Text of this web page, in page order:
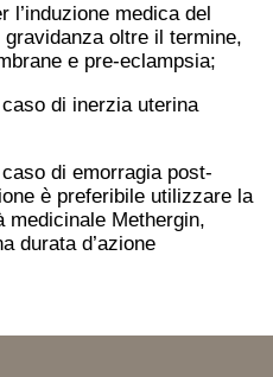
l’induzione medica del
oltre il termine,
e pre-eclampsia;
di inerzia uterina
di emorragia post-
è preferibile utilizzare la
medicinale Methergin,
durata d’azione